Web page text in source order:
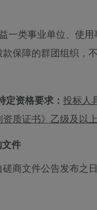
一类事业单位、使用
款保障的群团组织，
定资格要求： 投标人
质证书》乙级及以上
文件
磋商文件公告发布之